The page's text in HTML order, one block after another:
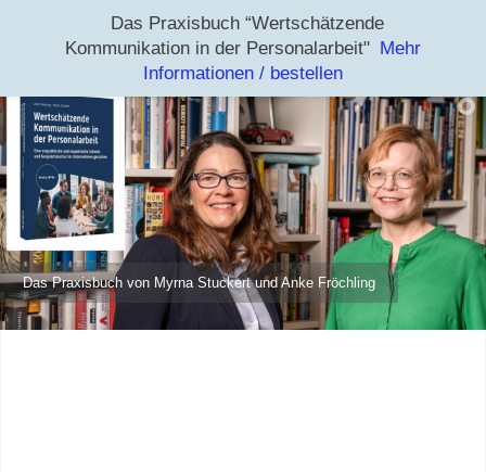
Das Praxisbuch von Myrna Stuckert und Anke Fröchling
Das Praxisbuch “Wertschätzende
Kommunikation in der Personalarbeit" Mehr
Informationen / bestellen